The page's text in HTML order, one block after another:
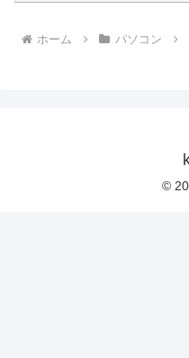
ホーム パソコン
©